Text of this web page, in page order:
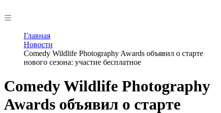
Главная
Новости
Comedy Wildlife Photography Awards объявил о старте
нового сезона: участие бесплатное
Comedy Wildlife Photography
Awards объявил о старте